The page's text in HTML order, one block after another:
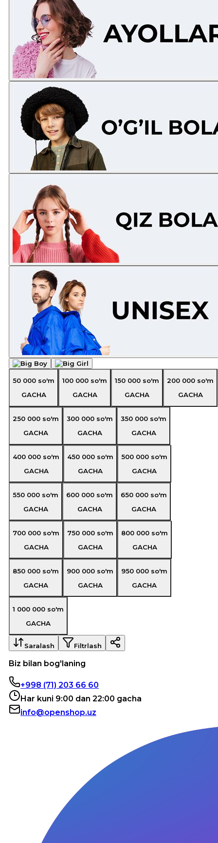
50 000 so'm
GACHA
100 000 so'm
GACHA
150 000 so'm
GACHA
200 000 so'm
GACHA
250 000 so'm
GACHA
300 000 so'm
GACHA
350 000 so'm
GACHA
400 000 so'm
GACHA
450 000 so'm
GACHA
500 000 so'm
GACHA
550 000 so'm
GACHA
600 000 so'm
GACHA
650 000 so'm
GACHA
700 000 so'm
GACHA
750 000 so'm
GACHA
800 000 so'm
GACHA
850 000 so'm
GACHA
900 000 so'm
GACHA
950 000 so'm
GACHA
1 000 000 so'm
GACHA
Saralash Filtrlash
Biz bilan bog'laning
+998 (71) 203 66 60
Har kuni 9:00 dan 22:00 gacha
info@openshop.uz